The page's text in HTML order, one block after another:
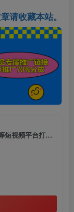
请收藏本站。
短视频IP合伙人-从账号基础开始通过抖音等短视频平台打造ip，引流到私域，进行变现。